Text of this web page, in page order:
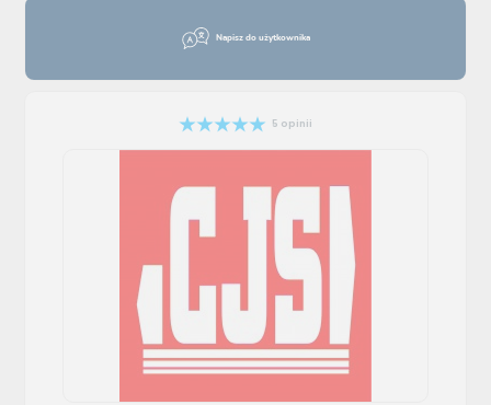
Napisz do użytkownika
5 opinii